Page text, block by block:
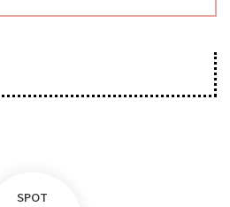
SPOT